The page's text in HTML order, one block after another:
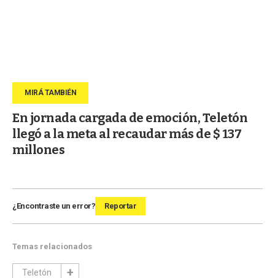
En jornada cargada de emoción, Teletón
llegó a la meta al recaudar más de $ 137
millones
¿Encontraste un error? Reportar
Temas relacionados
Teletón